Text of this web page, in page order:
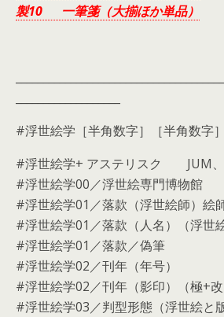
製10 一筆箋（大揃ほか単品）
#浮世絵学［半角数字］［半角数
#浮世絵学+ アステリスク JUM、
#浮世絵学00／浮世絵専門博物館
#浮世絵学01／落款（浮世絵師）絵
#浮世絵学01／落款（人名）（浮世
#浮世絵学01／落款／偽筆
#浮世絵学02／刊年（年号）
#浮世絵学02／刊年（影印）（極+改
#浮世絵学03／判型形態（浮世絵と